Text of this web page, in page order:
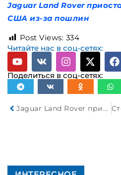
Jaguar Land Rover
США из-за пошлин
Post Views: 334
Читайте нас в соц-сетях:
Поделиться в соц-сетях:
Jaguar Land Rover приостанавливает экспорт в США из-за пошлин